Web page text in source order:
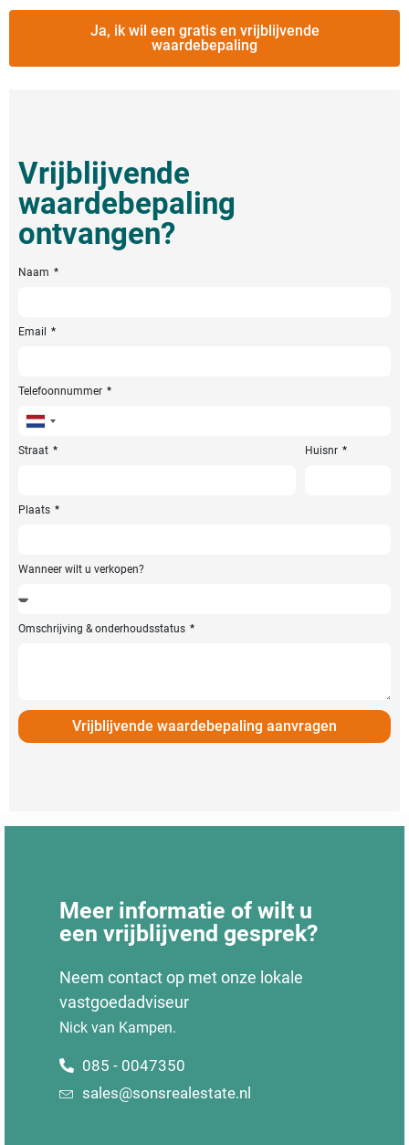
Ja, ik wil een gratis en vrijblijvende
waardebepaling
Vrijblijvende
waardebepaling
ontvangen?
Naam
Email
Telefoonnummer
Netherlands
+31
Straat Huisnr
Plaats
Wanneer wilt u verkopen?
Omschrijving & onderhoudsstatus
Vrijblijvende waardebepaling aanvragen
Meer informatie of wilt u
een vrijblijvend gesprek?
Neem contact op met onze lokale
vastgoedadviseur
Nick van Kampen.
085 - 0047350
sales@sonsrealestate.nl